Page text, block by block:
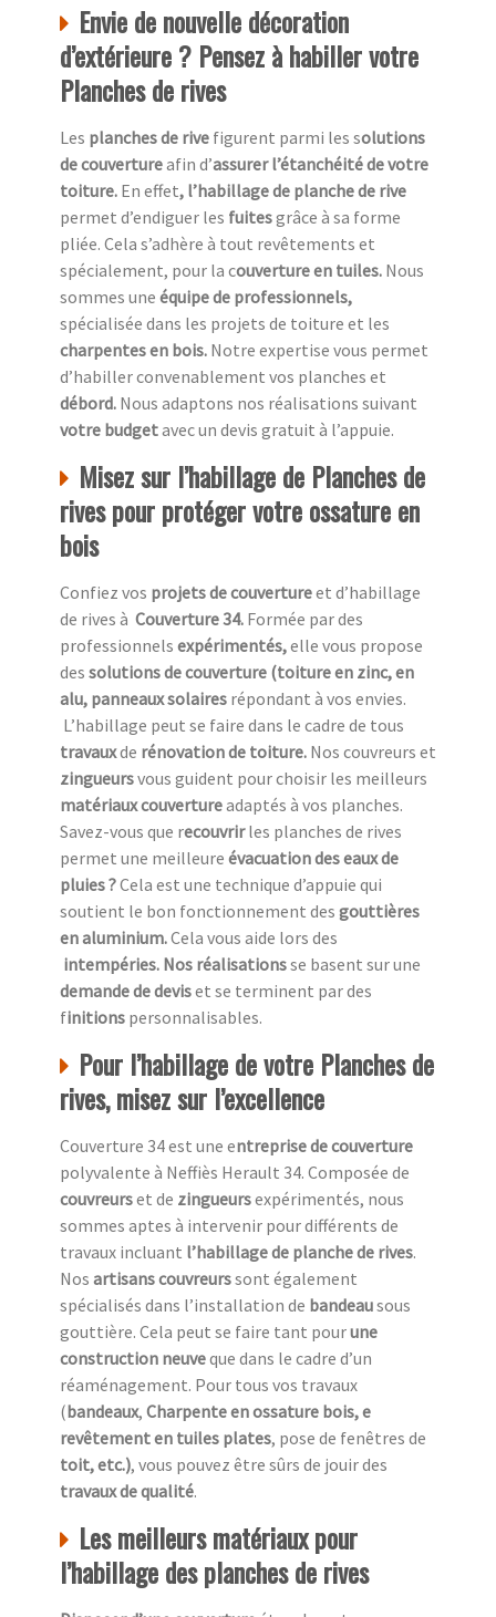
Envie de nouvelle décoration
d’extérieure ? Pensez à habiller votre
Planches de rives
Les planches de rive figurent parmi les solutions
de couvertureafin d’assurer l’étanchéité de votre
toiture. En effet, l’habillage de planche de rive
permet d’endiguer les fuitesgrâce à sa forme
pliée. Cela s’adhère à tout revêtements et
spécialement, pour la couverture en tuiles. Nous
sommes une équipe de professionnels,
spécialisée dans les projets de toiture et les
charpentes en bois. Notre expertise vous permet
d’habiller convenablement vos planches et
débord. Nous adaptons nos réalisations suivant
votre budgetavec un devis gratuit à l’appuie.
Misez sur l’habillage de Planches de
rives pour protéger votre ossature en
bois
Confiez vos projets de couvertureet d’habillage
de rives à Couverture 34. Formée par des
professionnels expérimentés,elle vous propose
des solutions de couverture (toiture en zinc, en
alu, panneaux solaires répondant à vos envies.
L’habillage peut se faire dans le cadre de tous
travauxde rénovation de toiture. Nos couvreurs et
zingueursvous guident pour choisir les meilleurs
matériaux couvertureadaptés à vos planches.
Savez-vous que recouvrirles planches de rives
permet une meilleure évacuation des eaux de
pluies ?Cela est une technique d’appuie qui
soutient le bon fonctionnement des gouttières
en aluminium.Cela vous aide lors des
intempéries. Nos réalisationsse basent sur une
demande de deviset se terminent par des
finitions personnalisables.
Pour l’habillage de votre Planches de
rives, misez sur l’excellence
Couverture 34 est une entreprise de couverture
polyvalente à Neffiès Herault 34. Composée de
couvreurset de zingueursexpérimentés, nous
sommes aptes à intervenir pour différents de
travaux incluant l’habillage de planche de rives.
Nos artisans couvreurssont également
spécialisés dans l’installation de bandeausous
gouttière. Cela peut se faire tant pourune
construction neuveque dans le cadre d’un
réaménagement. Pour tous vos travaux
(bandeaux, Charpente en ossature bois, e
revêtement en tuiles plates, pose de fenêtres de
toit, etc.), vous pouvez être sûrs de jouir des
travaux de qualité.
Les meilleurs matériaux pour
l’habillage des planches de rives